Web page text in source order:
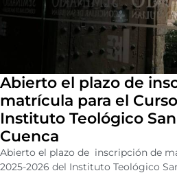
Abierto el plazo de
matrícula para el
Instituto Teológico
Cuenca
Abierto el plazo de inscripción de
2025-2026 del Instituto Teológico